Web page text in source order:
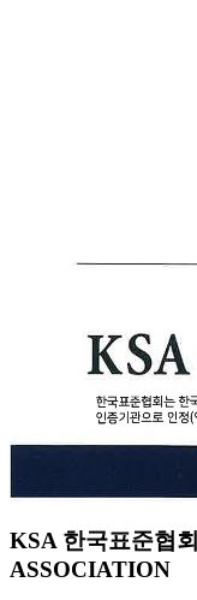
KSA 한국표준협
ASSOCIATION